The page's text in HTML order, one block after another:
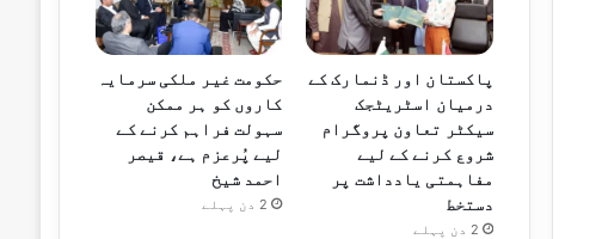
پاکستان اور ڈنمارک کے
درمیان اسٹریٹجک
سیکٹر تعاون پروگرام
شروع کرنے کے لیے
مفاہمتی یادداشت پر
دستخط
2 دن پہلے
حکومت غیر ملکی سرمایہ
کاروں کو ہر ممکن
سہولت فراہم کرنے کے
لیے پُرعزم ہے، قیصر
احمد شیخ
2 دن پہلے